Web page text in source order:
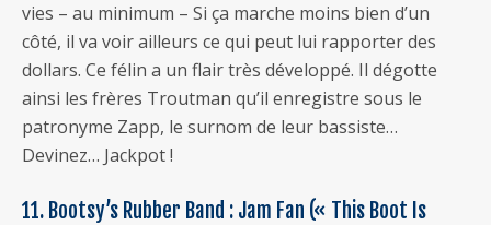
vies – au minimum – Si ça marche moins bien d’un
côté, il va voir ailleurs ce qui peut lui rapporter des
dollars. Ce félin a un flair très développé. Il dégotte
ainsi les frères Troutman qu’il enregistre sous le
patronyme Zapp, le surnom de leur bassiste…
Devinez… Jackpot !
11. Bootsy’s Rubber Band : Jam Fan (« This Boot Is